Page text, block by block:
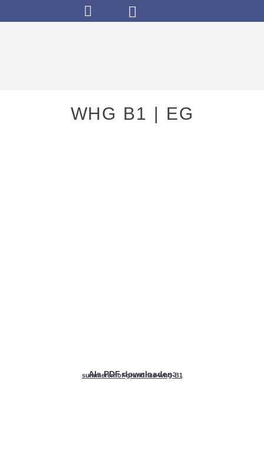
WHG B1 | EG
Als PDF downloaden:
summererhof-grundriss-whg-B1